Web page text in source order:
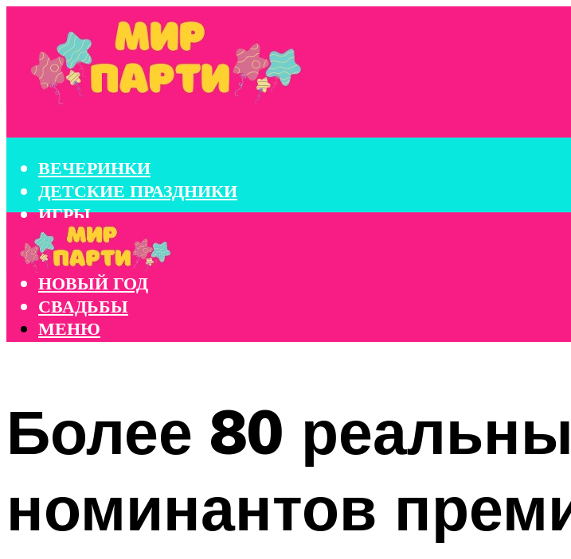
ВЕЧЕРИНКИ
ДЕТСКИЕ ПРАЗДНИКИ
ИГРЫ
КОНКУРСЫ
КОРПОРАТИВЫ
НОВЫЙ ГОД
СВАДЬБЫ
МЕНЮ
Более 80
номинантов